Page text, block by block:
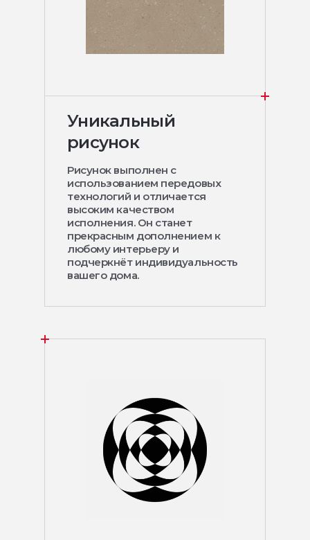
Уникальный
рисунок
Рисунок выполнен с
использованием передовых
технологий и отличается
высоким качеством
исполнения. Он станет
прекрасным дополнением к
любому интерьеру и
подчеркнёт индивидуальность
вашего дома.